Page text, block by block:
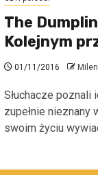
The
Kolejnym
01/11/2016
Słuchacze poznali
zupełnie
swoim życiu